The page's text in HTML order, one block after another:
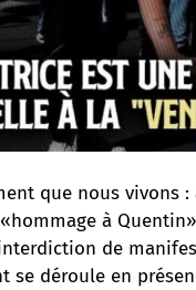
que nous vivons
à
de
se déroule en